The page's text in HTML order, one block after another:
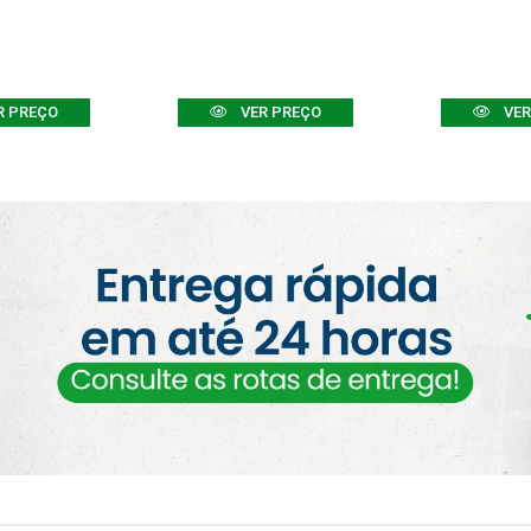
PREÇO VER PREÇO